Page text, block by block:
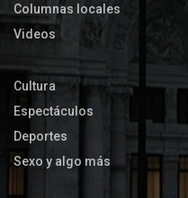
Columnas locales
Videos
Cultura
Espectáculos
Deportes
Sexo y algo más